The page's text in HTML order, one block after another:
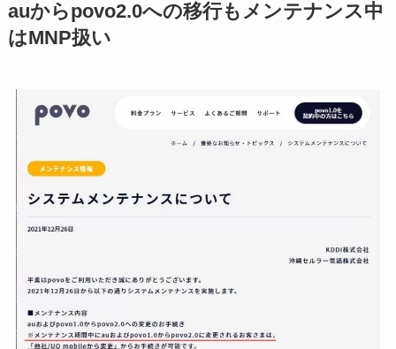
auからpovo2.0への移行もメンテナンス中
はMNP扱い